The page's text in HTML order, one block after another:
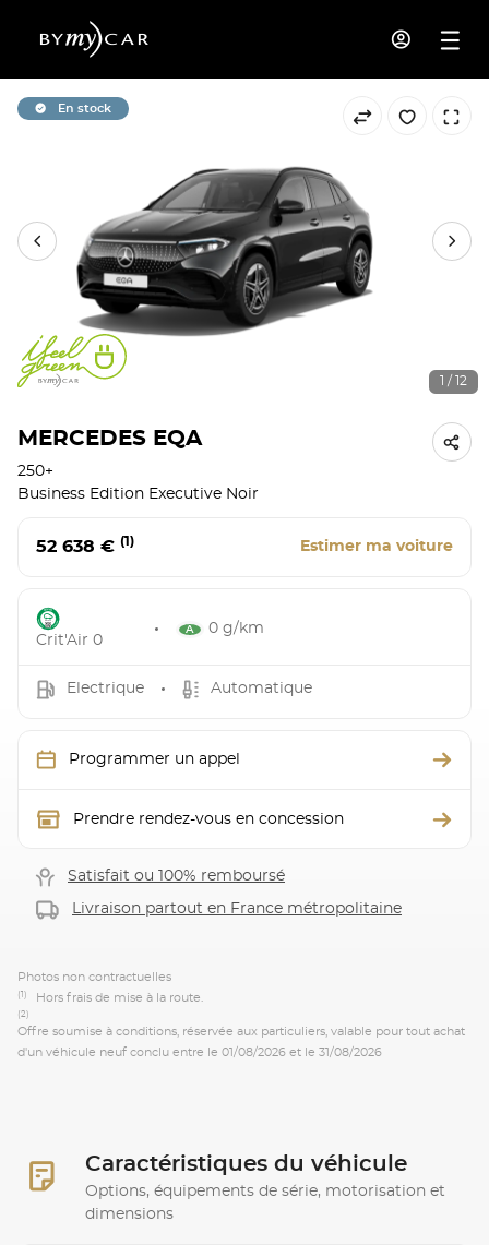
En stock
1 / 12
MERCEDES EQA
250+
Business Edition Executive Noir
52 638 € (1) Estimer ma voiture
Crit'Air 0
0 g/km
Electrique Automatique
Programmer un appel
Prendre rendez-vous en concession
Satisfait ou 100% remboursé
Livraison partout en France métropolitaine
Photos non contractuelles
(1) Hors frais de mise à la route.
(2)
Offre soumise à conditions, réservée aux particuliers, valable pour tout achat
d'un véhicule neuf conclu entre le 01/08/2026 et le 31/08/2026
Caractéristiques du véhicule
Options, équipements de série, motorisation et
dimensions